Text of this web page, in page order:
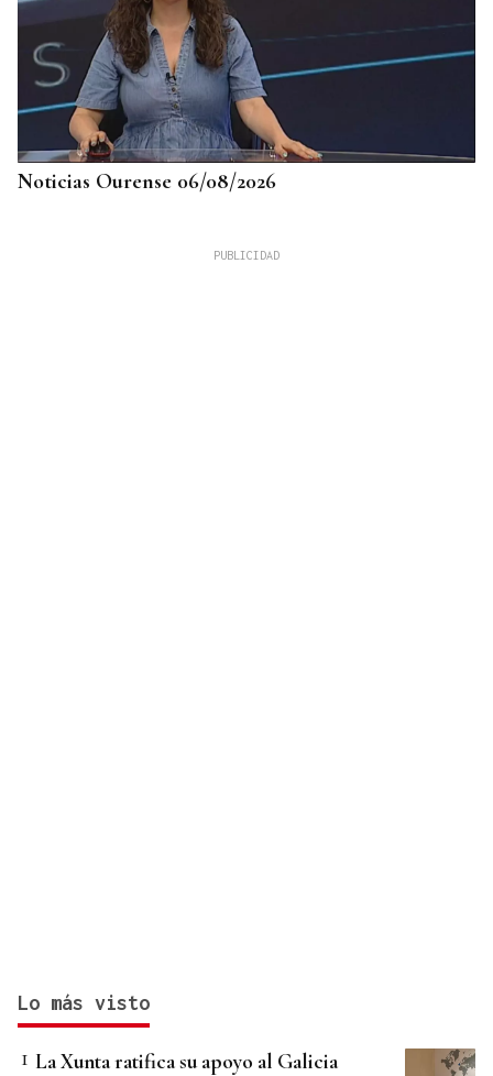
Noticias Ourense 06/08/2026
Lo más visto
La Xunta ratifica su apoyo al Galicia